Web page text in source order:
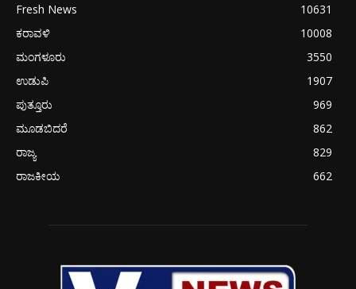
Fresh News
10631
ಕರಾವಳಿ
10008
ಮಂಗಳೂರು
3550
ಉಡುಪಿ
1907
ಪುತ್ತೂರು
969
ಮೂಡಬಿದರೆ
862
ರಾಜ್ಯ
829
ರಾಜಕೀಯ
662